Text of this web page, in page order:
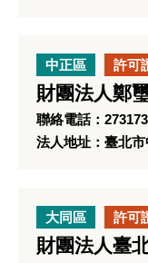
中正區 許可
財團法人鄭
聯絡電話：
法人地址：臺北
大同區 許可
財團法人臺